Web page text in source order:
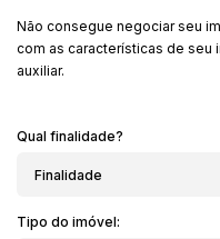
Não consegue negociar seu
com as características de seu
auxiliar.
Qual finalidade?
Finalidade
Tipo do imóvel: